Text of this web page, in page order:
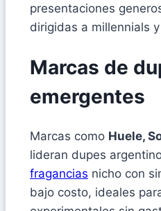
presentaciones
dirigidas a millennials
Marcas de
emergentes
Marcas como Huele,
lideran dupes
fragancias nicho con
bajo costo, ideales